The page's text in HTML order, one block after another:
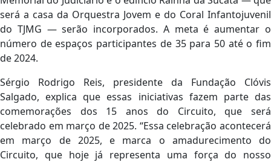
será a casa da Orquestra Jovem e do Coral Infantojuvenil
do TJMG — serão incorporados. A meta é aumentar o
número de espaços participantes de 35 para 50 até o fim
de 2024.
Sérgio Rodrigo Reis, presidente da Fundação Clóvis
Salgado, explica que essas iniciativas fazem parte das
comemorações dos 15 anos do Circuito, que será
celebrado em março de 2025. “Essa celebração acontecerá
em março de 2025, e marca o amadurecimento do
Circuito, que hoje já representa uma força do nosso